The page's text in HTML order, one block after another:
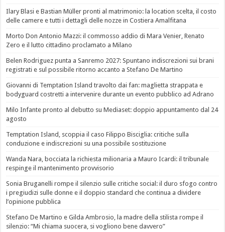
Ilary Blasi e Bastian Müller pronti al matrimonio: la location scelta, il costo
delle camere e tutti i dettagli delle nozze in Costiera Amalfitana
Morto Don Antonio Mazzi: il commosso addio di Mara Venier, Renato
Zero e il lutto cittadino proclamato a Milano
Belen Rodriguez punta a Sanremo 2027: Spuntano indiscrezioni sui brani
registrati e sul possibile ritorno accanto a Stefano De Martino
Giovanni di Temptation Island travolto dai fan: maglietta strappata e
bodyguard costretti a intervenire durante un evento pubblico ad Adrano
Milo Infante pronto al debutto su Mediaset: doppio appuntamento dal 24
agosto
Temptation Island, scoppia il caso Filippo Bisciglia: critiche sulla
conduzione e indiscrezioni su una possibile sostituzione
Wanda Nara, bocciata la richiesta milionaria a Mauro Icardi: il tribunale
respinge il mantenimento provvisorio
Sonia Bruganelli rompe il silenzio sulle critiche social: il duro sfogo contro
i pregiudizi sulle donne e il doppio standard che continua a dividere
l’opinione pubblica
Stefano De Martino e Gilda Ambrosio, la madre della stilista rompe il
silenzio: “Mi chiama suocera, si vogliono bene davvero”